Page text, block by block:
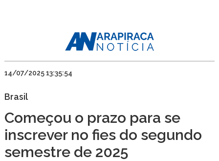
14/07/2025 13:35:54
Brasil
Começou o prazo para se
inscrever no fies do segundo
semestre de 2025